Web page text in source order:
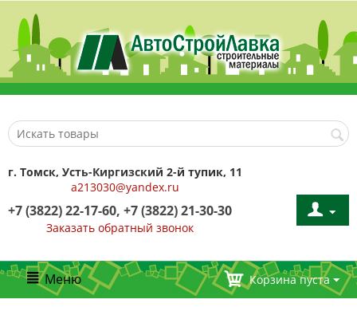
г. Томск, Усть-Киргизский 2-й тупик, 11
a213030@yandex.ru
+7 (3822) 22-17-60, +7 (3822) 21-30-30
Заказать обратный звонок
Меню Корзина пуста